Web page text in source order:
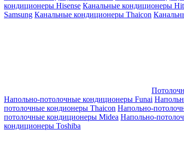
кондиционеры Hisense Канальные кондиционеры
Samsung Канальные кондиционеры Thaicon
Напольно-потолочные кондиционеры Funai
потолочные кондионеры Thaicon Напольно-
потолочные кондиционеры Midea Напольно-
кондиционеры Toshiba